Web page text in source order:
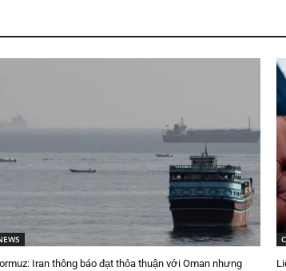
Iran thông báo đạt thỏa thuận với Oman nhưng